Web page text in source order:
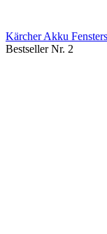
Kärcher Akku
Bestseller Nr. 2